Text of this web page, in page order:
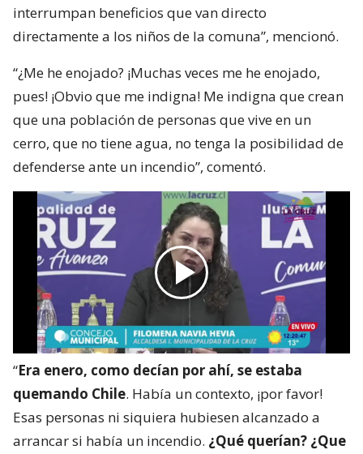
interrumpan beneficios que van directo
directamente a los niños de la comuna”, mencionó.
“¿Me he enojado? ¡Muchas veces me he enojado,
pues! ¡Obvio que me indigna! Me indigna que crean
que una población de personas que vive en un
cerro, que no tiene agua, no tenga la posibilidad de
defenderse ante un incendio”, comentó.
“Era enero, como decían por ahí, se estaba
quemando Chile. Había un contexto, ¡por favor!
Esas personas ni siquiera hubiesen alcanzado a
arrancar si había un incendio. ¿Qué querían? ¿Que